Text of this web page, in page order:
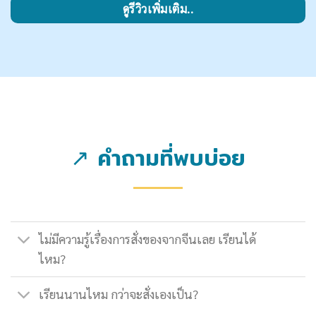
ดูรีวิวเพิ่มเติม..
↗️ คำถามที่พบบ่อย
ไม่มีความรู้เรื่องการสั่งของจากจีนเลย เรียนได้
ไหม?
เรียนนานไหม กว่าจะสั่งเองเป็น?